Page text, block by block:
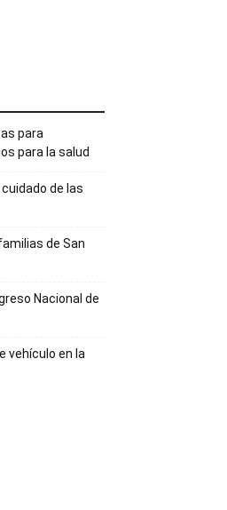
para
para la salud
de las
de San
Nacional de
vehículo en la